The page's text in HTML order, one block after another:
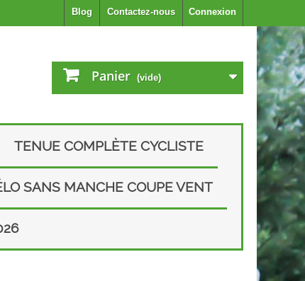
Connexion
Contactez-nous
Blog
Panier (vide)
TENUE COMPLÈTE CYCLISTE
SANS MANCHE COUPE VENT